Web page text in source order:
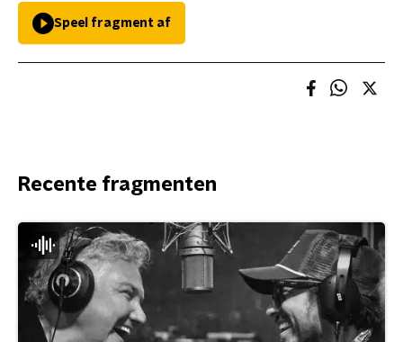
Speel fragment af
Recente fragmenten